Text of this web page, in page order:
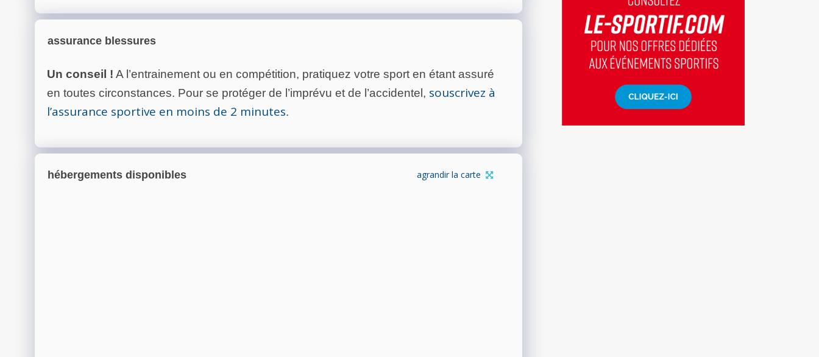
assurance blessures
Un conseil ! A l’entrainement ou en compétition, pratiquez votre sport en étant assuré
en toutes circonstances. Pour se protéger de l’imprévu et de l’accidentel, souscrivez à
l’assurance sportive en moins de 2 minutes.
hébergements disponibles agrandir la carte